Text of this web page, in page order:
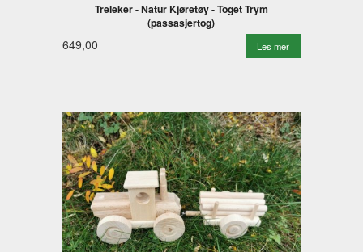
Treleker - Natur Kjøretøy - Toget Trym
(passasjertog)
649,00 Les mer